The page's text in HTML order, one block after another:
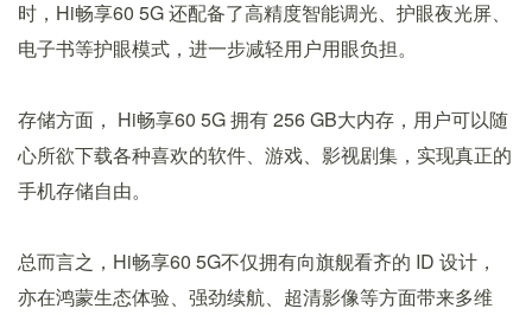
时，Hi畅享60 5G 还配备了高精度智能调光、护眼夜光屏、
电子书等护眼模式，进一步减轻用户用眼负担。
存储方面， Hi畅享60 5G 拥有 256 GB大内存，用户可以随
心所欲下载各种喜欢的软件、游戏、影视剧集，实现真正的
手机存储自由。
总而言之，Hi畅享60 5G不仅拥有向旗舰看齐的 ID 设计，
亦在鸿蒙生态体验、强劲续航、超清影像等方面带来多维